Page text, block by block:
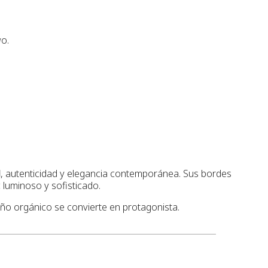
y elegancia contemporánea. Sus bordes
y sofisticado.
orgánico se convierte en protagonista.